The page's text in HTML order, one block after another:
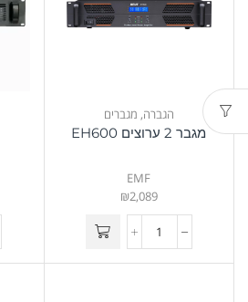
הגברה, מגברים
מגבר 2 ערוצים EH600
EMF
₪2,089